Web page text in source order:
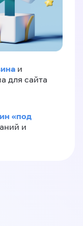
и
для сайта
«‎под
и